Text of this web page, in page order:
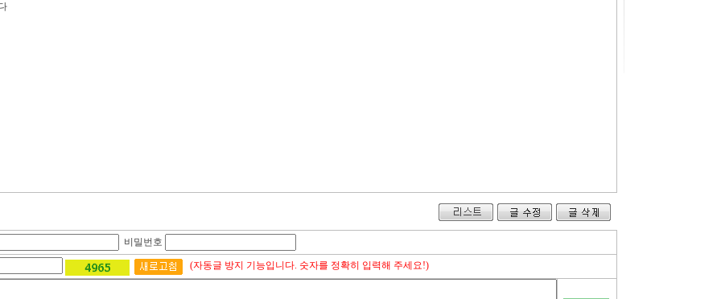
비밀번호
(자동글 방지 기능입니다. 숫자를 정확히 입력해 주세요!)